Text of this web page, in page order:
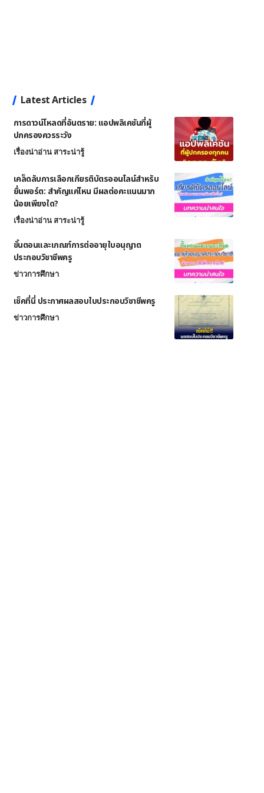
Latest Articles
การดาวน์โหลดที่อันตราย: แอปพลิเคชันที่ผู้
ปกครองควรระวัง
เรื่องน่าอ่าน สาระน่ารู้
เคล็ดลับการเลือกเกียรติบัตรออนไลน์สำหรับ
ยื่นพอร์ต: สำคัญแค่ไหน มีผลต่อคะแนนมาก
น้อยเพียงใด?
เรื่องน่าอ่าน สาระน่ารู้
ขั้นตอนและเกณฑ์การต่ออายุใบอนุญาต
ประกอบวิชาชีพครู
ข่าวการศึกษา
เช็คที่นี่ ประกาศผลสอบใบประกอบวิชาชีพครู
ข่าวการศึกษา